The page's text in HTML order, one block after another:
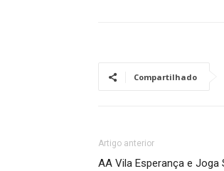
Compartilhado
Artigo anterior
AA Vila Esperança e Joga